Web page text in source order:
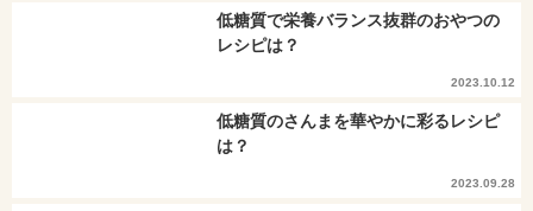
低糖質で栄養バランス抜群のおやつの
レシピは？
2023.10.12
低糖質のさんまを華やかに彩るレシピ
は？
2023.09.28